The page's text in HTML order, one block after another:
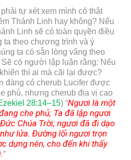
tự xét xem mình có thật
Thánh Linh hay không? Nếu
Linh sẽ có toàn quyền điều
ta theo chương trình và ý
ta có sẵn lòng vâng theo
có người lập luận rằng: Nếu
thì ai mà cãi lại được?
đàng có cherub Lucifer được
phủ, nhưng cherub địa vị cao
28:14–15) “Ngươi là một
che phủ; Ta đã lập ngươi
Chúa Trời; ngươi đã đi dạo
lửa. Đường lối ngươi trọn
dựng nên, cho đến khi thấy
”